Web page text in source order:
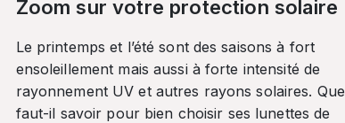
Zoom sur votre protection solaire
Le printemps et l’été sont des saisons à fort
ensoleillement mais aussi à forte intensité de
rayonnement UV et autres rayons solaires. Que
faut-il savoir pour bien choisir ses lunettes de